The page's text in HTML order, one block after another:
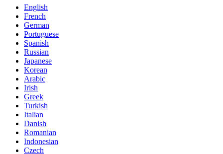
English
French
German
Portuguese
Spanish
Russian
Japanese
Korean
Arabic
Irish
Greek
Turkish
Italian
Danish
Romanian
Indonesian
Czech